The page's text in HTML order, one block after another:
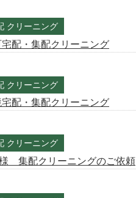
クリーニング
配・集配クリーニング
クリーニング
配・集配クリーニング
クリーニング
集配クリーニングのご依頼